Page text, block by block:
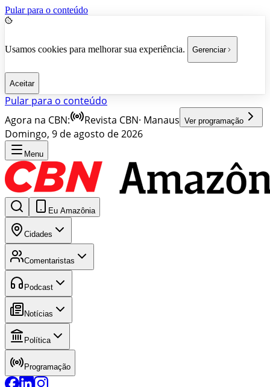
Pular para o conteúdo
Usamos cookies para melhorar sua experiência. Gerenciar
Aceitar
Pular para o conteúdo
Agora na CBN:
Revista CBN· Manaus Ver programação
Domingo, 9 de agosto de 2026
Menu
Eu Amazônia
Cidades
Comentaristas
Podcast
Notícias
Política
Programação